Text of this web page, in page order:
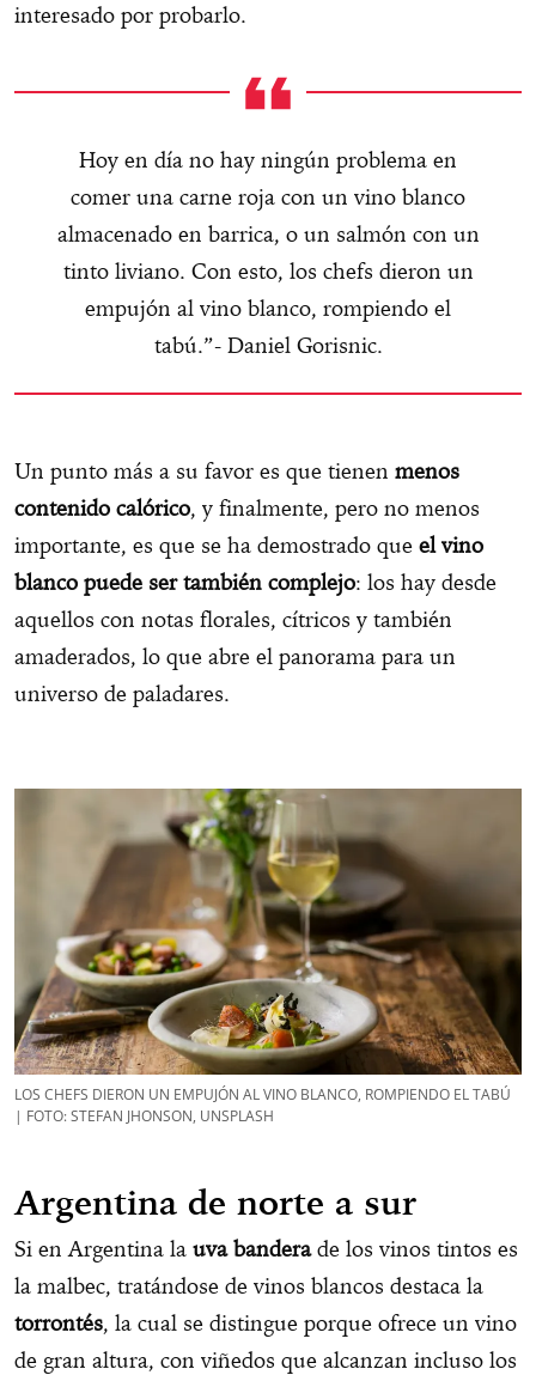
interesado por probarlo.
Hoy en día no hay ningún problema en
comer una carne roja con un vino blanco
almacenado en barrica, o un salmón con un
tinto liviano. Con esto, los chefs dieron un
empujón al vino blanco, rompiendo el
tabú.”- Daniel Gorisnic.
Un punto más a su favor es que tienen menos
contenido calórico, y finalmente, pero no menos
importante, es que se ha demostrado que el vino
blanco puede ser también complejo: los hay desde
aquellos con notas florales, cítricos y también
amaderados, lo que abre el panorama para un
universo de paladares.
LOS CHEFS DIERON UN EMPUJÓN AL VINO BLANCO, ROMPIENDO EL TABÚ
| FOTO: STEFAN JHONSON, UNSPLASH
Argentina de norte a sur
Si en Argentina la uva banderade los vinos tintos es
la malbec, tratándose de vinos blancos destaca la
torrontés, la cual se distingue porque ofrece un vino
de gran altura, con viñedos que alcanzan incluso los